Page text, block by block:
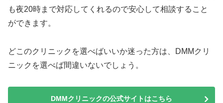
も夜20時まで対応してくれるので安心して相談すること
ができます。
どこのクリニックを選べばいいか迷った方は、DMMクリ
ニックを選べば間違いないでしょう。
DMMクリニックの公式サイトはこちら